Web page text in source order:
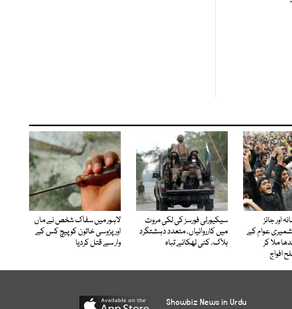
اور جائز
عوام کے
ملا کر
افواج
سیکیورٹی فورسز کی لکی مروت
میں کارروائیاں، متعدد دہشتگرد
ہلاک، کئی ٹھکانے تباہ
لاہور میں سفاک شخص نے ماں
اور پڑوسی خاتون کو پیچ کس کے
وار سے قتل کردیا
Showbiz News in Urdu